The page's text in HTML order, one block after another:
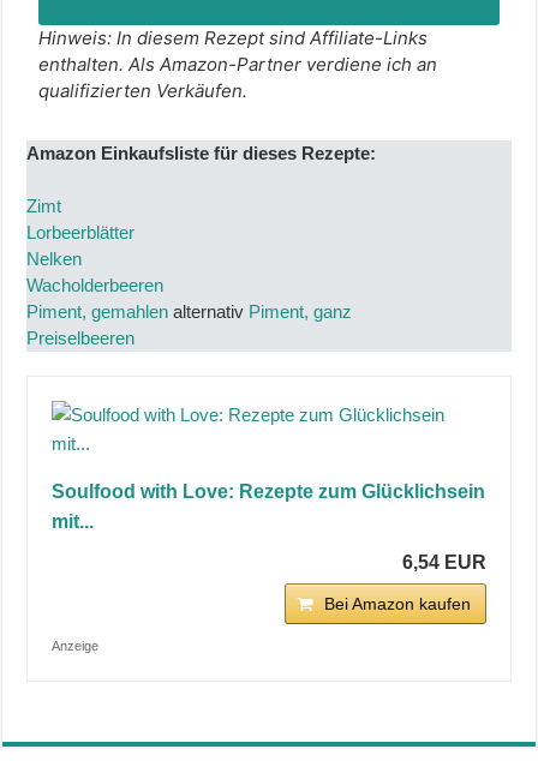
Hinweis: In diesem Rezept sind Affiliate-Links
enthalten. Als Amazon-Partner verdiene ich an
qualifizierten Verkäufen.
Amazon Einkaufsliste für dieses Rezepte:
Zimt
Lorbeerblätter
Nelken
Wacholderbeeren
Piment, gemahlen alternativ Piment, ganz
Preiselbeeren
Soulfood with Love: Rezepte zum Glücklichsein
mit...
6,54 EUR
Bei Amazon kaufen
Anzeige